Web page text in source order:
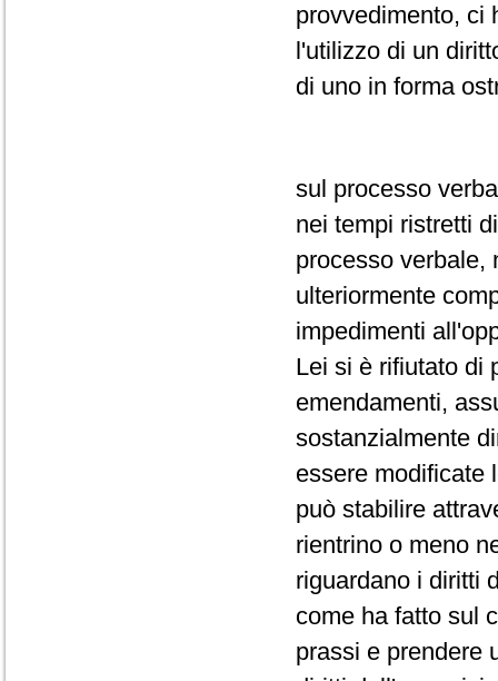
provvedimento, ci
l'utilizzo di un
di uno in forma
sul processo
nei tempi ristretti
processo verbale,
ulteriormente
impedimenti
Lei si è rifiutato di
emendamenti,
sostanzialmente
essere modificate
può stabilire
rientrino o meno
riguardano i diritti
come ha fatto sul
prassi e prendere